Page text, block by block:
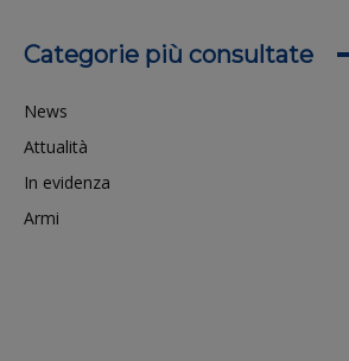
Categorie più consultate
News
Attualità
In evidenza
Armi